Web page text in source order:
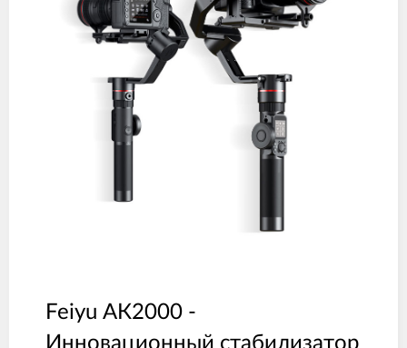
Feiyu АК2000 -
Инновационный стабилизатор